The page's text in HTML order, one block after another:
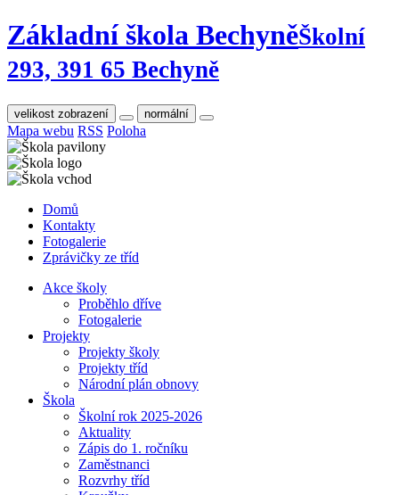
Základní škola BechyněŠkolní
293, 391 65 Bechyně
velikost zobrazení normální
Mapa webu RSS Poloha
Domů
Kontakty
Fotogalerie
Zprávičky ze tříd
Akce školy
Proběhlo dříve
Fotogalerie
Projekty
Projekty školy
Projekty tříd
Národní plán obnovy
Škola
Školní rok 2025-2026
Aktuality
Zápis do 1. ročníku
Zaměstnanci
Rozvrhy tříd